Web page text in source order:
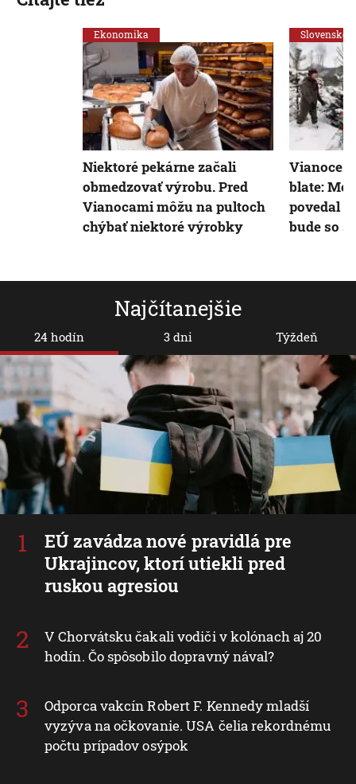
Najčítanejšie
24 hodín
EÚ zavádza nové pravidlá pre
Ukrajincov, ktorí utiekli pred
ruskou agresiou
V Chorvátsku čakali vodiči v kolónach aj 20
hodín. Čo spôsobilo dopravný nával?
Odporca vakcín Robert F. Kennedy mladší
vyzýva na očkovanie. USA čelia rekordnému
počtu prípadov osýpok
3 dni Týždeň
Ekonomika
Niektoré pekárne začali
obmedzovať výrobu. Pred
Vianocami môžu na pultoch
chýbať niektoré výrobky
Slovensko
Vianoce
blate:
povedal
bude so